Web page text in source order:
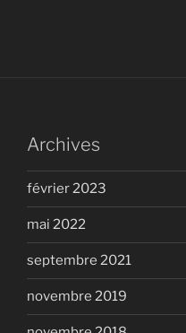
Archives
février 2023
mai 2022
septembre 2021
novembre 2019